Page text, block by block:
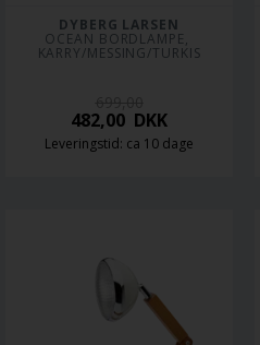
DYBERG LARSEN
OCEAN BORDLAMPE,
KARRY/MESSING/TURKIS
482,00 DKK
Leveringstid: ca 10 dage